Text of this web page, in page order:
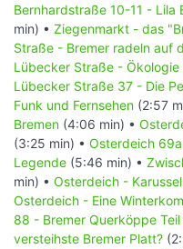
Bernhardstraße 10-11 - Lila
min) • Ziegenmarkt - das
Straße - Bremer radeln auf
Lübecker Straße - Ökologie
Lübecker Straße 37 - Die
Funk und Fernsehen (2:57
Bremen (4:06 min) •
(3:25 min) • Osterdeich
Legende (5:46 min) •
min) • Osterdeich -
Osterdeich - Eine
88 - Bremer Querköppe Teil
versteihste Bremer Platt?